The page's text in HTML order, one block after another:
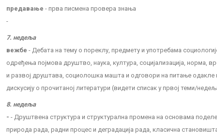
предавање - прва писмена провера знања
-
7. недеља
вежбе - Дебата на тему о пореклу, предмету и употребама
одређења појмова друштво, наука, култура, социјализација, норма,
и развој друштава, социолошка машта и одговори на питање одакле
дискусију о прочитаној литератури (видети списак у првој теми/
8. недеља
- - Друштвена структура и структурална промена на основама
природа рада, радни процес и деградација рада, класична